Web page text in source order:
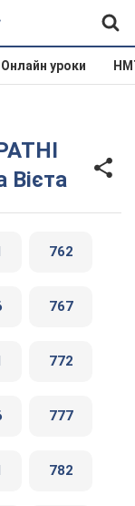
Онлайн уроки
762
767
772
777
782